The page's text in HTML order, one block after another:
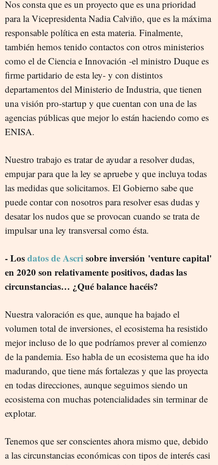
Nos consta que es un proyecto que es una prioridad
para la Vicepresidenta Nadia Calviño, que es la máxima
responsable política en esta materia. Finalmente,
también hemos tenido contactos con otros ministerios
como el de Ciencia e Innovación -el ministro Duque es
firme partidario de esta ley- y con distintos
departamentos del Ministerio de Industria, que tienen
una visión pro-startup y que cuentan con una de las
agencias públicas que mejor lo están haciendo como es
ENISA.
Nuestro trabajo es tratar de ayudar a resolver dudas,
empujar para que la ley se apruebe y que incluya todas
las medidas que solicitamos. El Gobierno sabe que
puede contar con nosotros para resolver esas dudas y
desatar los nudos que se provocan cuando se trata de
impulsar una ley transversal como ésta.
- Losdatos de Ascrisobre inversión 'venture capital'
en 2020 son relativamente positivos, dadas las
circunstancias… ¿Qué balance hacéis?
Nuestra valoración es que, aunque ha bajado el
volumen total de inversiones, el ecosistema ha resistido
mejor incluso de lo que podríamos prever al comienzo
de la pandemia. Eso habla de un ecosistema que ha ido
madurando, que tiene más fortalezas y que las proyecta
en todas direcciones, aunque seguimos siendo un
ecosistema con muchas potencialidades sin terminar de
explotar.
Tenemos que ser conscientes ahora mismo que, debido
a las circunstancias económicas con tipos de interés casi